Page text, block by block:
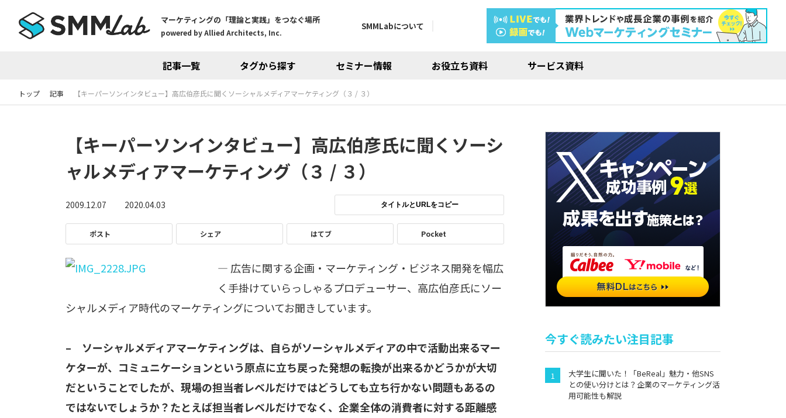
マーケティングの「理論と実践」をつなぐ場所
powered by Allied Architects, Inc.
記事一覧 タグから探す セミナー情報 お役立ち資料 サービス資料
SMMLabについて
トップ 記事 【キーパーソンインタビュー】高広伯彦氏に聞くソーシャルメディアマーケティング（３ / ３）
【キーパーソンインタビュー】高広伯彦氏に聞くソーシ
ャルメディアマーケティング（３ / ３）
2009.12.07 2020.04.03 タイトルとURLをコピー
ポスト シェア はてブ Pocket
— 広告に関する企画・マーケティング・ビジネス開発を幅広
く手掛けていらっしゃるプロデューサー、高広伯彦氏にソー
シャルメディア時代のマーケティングについてお聞きしています。
– ソーシャルメディアマーケティングは、自らがソーシャルメディアの中で活動出来るマー
ケターが、コミュニケーションという原点に立ち戻った発想の転換が出来るかどうかが大切
だということでしたが、現場の担当者レベルだけではどうしても立ち行かない問題もあるの
ではないでしょうか？たとえば担当者レベルだけでなく、企業全体の消費者に対する距離感
今すぐ読みたい注目記事
大学生に聞いた！「BeReal」魅力・他SNS
との使い分けとは？企業のマーケティング活
用可能性も解説